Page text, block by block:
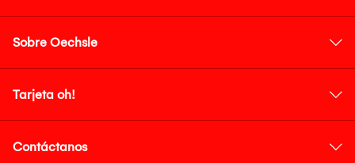
Sobre Oechsle
Tarjeta oh!
Contáctanos